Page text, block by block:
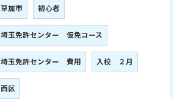
草加市 初心者
埼玉免許センター 仮免コース
埼玉免許センター 費用 入校 ２月
西区